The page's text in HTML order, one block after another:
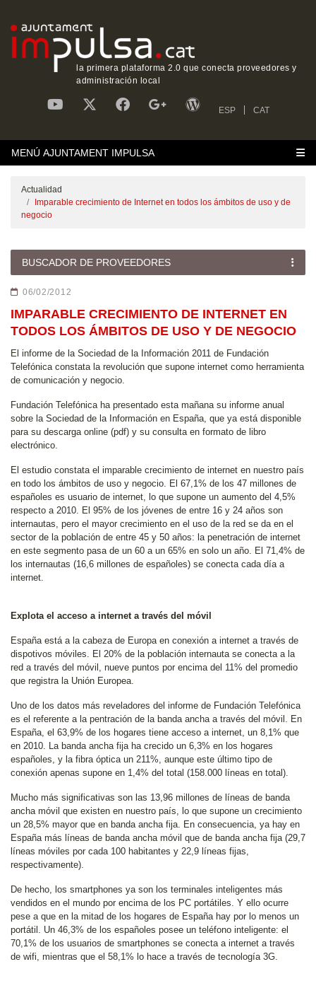
la primera plataforma 2.0 que conecta proveedores y
administración local
ESP CAT
MENÚ AJUNTAMENT IMPULSA
Actualidad
Imparable crecimiento de Internet en todos los ámbitos de uso y de
negocio
BUSCADOR DE PROVEEDORES
06/02/2012
IMPARABLE CRECIMIENTO DE INTERNET EN
TODOS LOS ÁMBITOS DE USO Y DE NEGOCIO
El informe de la Sociedad de la Información 2011 de Fundación
Telefónica constata la revolución que supone internet como herramienta
de comunicación y negocio.
Fundación Telefónica ha presentado esta mañana su informe anual
sobre la Sociedad de la Información en España, que ya está disponible
para su descarga online (pdf) y su consulta en formato de libro
electrónico.
El estudio constata el imparable crecimiento de internet en nuestro país
en todo los ámbitos de uso y negocio. El 67,1% de los 47 millones de
españoles es usuario de internet, lo que supone un aumento del 4,5%
respecto a 2010. El 95% de los jóvenes de entre 16 y 24 años son
internautas, pero el mayor crecimiento en el uso de la red se da en el
sector de la población de entre 45 y 50 años: la penetración de internet
en este segmento pasa de un 60 a un 65% en solo un año. El 71,4% de
los internautas (16,6 millones de españoles) se conecta cada día a
internet.
Explota el acceso a internet a través del móvil
España está a la cabeza de Europa en conexión a internet a través de
dispotivos móviles. El 20% de la población internauta se conecta a la
red a través del móvil, nueve puntos por encima del 11% del promedio
que registra la Unión Europea.
Uno de los datos más reveladores del informe de Fundación Telefónica
es el referente a la pentración de la banda ancha a través del móvil. En
España, el 63,9% de los hogares tiene acceso a internet, un 8,1% que
en 2010. La banda ancha fija ha crecido un 6,3% en los hogares
españoles, y la fibra óptica un 211%, aunque este último tipo de
conexión apenas supone en 1,4% del total (158.000 líneas en total).
Mucho más significativas son las 13,96 millones de líneas de banda
ancha móvil que existen en nuestro país, lo que supone un crecimiento
un 28,5% mayor que en banda ancha fija. En consecuencia, ya hay en
España más líneas de banda ancha móvil que de banda ancha fija (29,7
líneas móviles por cada 100 habitantes y 22,9 líneas fijas,
respectivamente).
De hecho, los smartphones ya son los terminales inteligentes más
vendidos en el mundo por encima de los PC portátiles. Y ello ocurre
pese a que en la mitad de los hogares de España hay por lo menos un
portátil. Un 46,3% de los españoles posee un teléfono inteligente: el
70,1% de los usuarios de smartphones se conecta a internet a través
de wifi, mientras que el 58,1% lo hace a través de tecnología 3G.